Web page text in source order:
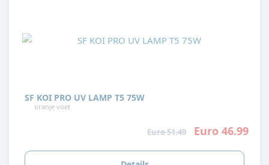
SF KOI PRO UV LAMP T5 75W
oranje voet
Euro 51.49 Euro 46.99